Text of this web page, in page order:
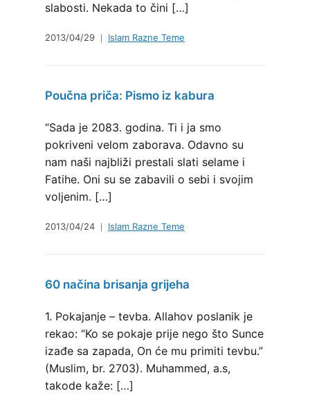
slabosti. Nekada to čini […]
2013/04/29 Islam Razne Teme
Poučna priča: Pismo iz kabura
“Sada je 2083. godina. Ti i ja smo
pokriveni velom zaborava. Odavno su
nam naši najbliži prestali slati selame i
Fatihe. Oni su se zabavili o sebi i svojim
voljenim. […]
2013/04/24 Islam Razne Teme
60 načina brisanja grijeha
1. Pokajanje – tevba. Allahov poslanik je
rekao: “Ko se pokaje prije nego što Sunce
izađe sa zapada, On će mu primiti tevbu.”
(Muslim, br. 2703). Muhammed, a.s,
takode kaže: […]